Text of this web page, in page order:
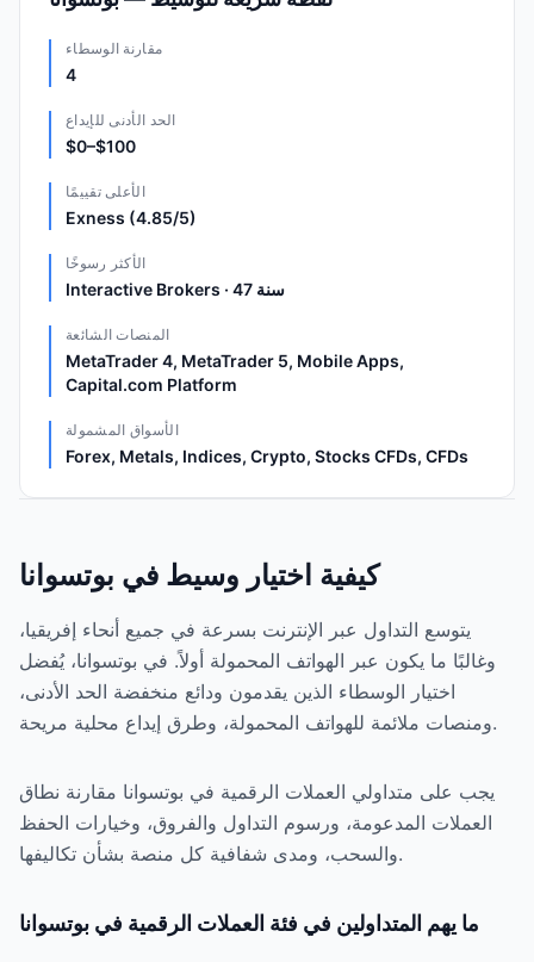
مقارنة الوسطاء
4
الحد الأدنى للإيداع
$0–$100
الأعلى تقييمًا
Exness (4.85/5)
الأكثر رسوخًا
Interactive Brokers · 47 سنة
المنصات الشائعة
MetaTrader 4, MetaTrader 5, Mobile Apps,
Capital.com Platform
الأسواق المشمولة
Forex, Metals, Indices, Crypto, Stocks CFDs, CFDs
كيفية اختيار وسيط في بوتسوانا
يتوسع التداول عبر الإنترنت بسرعة في جميع أنحاء إفريقيا،
وغالبًا ما يكون عبر الهواتف المحمولة أولاً. في بوتسوانا، يُفضل
اختيار الوسطاء الذين يقدمون ودائع منخفضة الحد الأدنى،
ومنصات ملائمة للهواتف المحمولة، وطرق إيداع محلية مريحة.
يجب على متداولي العملات الرقمية في بوتسوانا مقارنة نطاق
العملات المدعومة، ورسوم التداول والفروق، وخيارات الحفظ
والسحب، ومدى شفافية كل منصة بشأن تكاليفها.
ما يهم المتداولين في فئة العملات الرقمية في بوتسوانا